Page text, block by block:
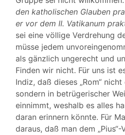
den katholischen Glauben
er vor dem II. Vatikanum
sei eine völlige Verdrehung
müsse jedem
als gänzlich ungerecht und
Finden wir nicht. Für uns ist
Indiz, daß dieses „Rom“
sondern in betrügerischer
einnimmt, weshalb es alles
daran erinnern könnte. Für
daraus, daß man dem